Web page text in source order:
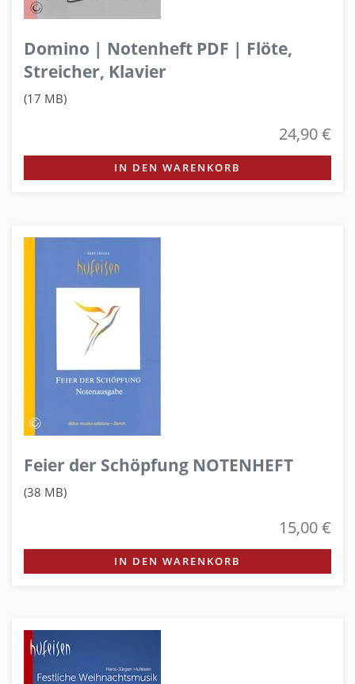
Domino | Notenheft PDF | Flöte,
Streicher, Klavier
(17 MB)
24,90 €
IN DEN WARENKORB
Feier der Schöpfung NOTENHEFT
(38 MB)
15,00 €
IN DEN WARENKORB